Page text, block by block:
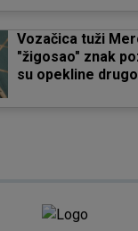
Vozačica tuži
"žigosao" znak
su opekline